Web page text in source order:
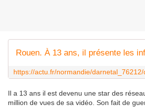
Il a 13 ans il est devenu une star des
million de vues de sa vidéo. Son fait de